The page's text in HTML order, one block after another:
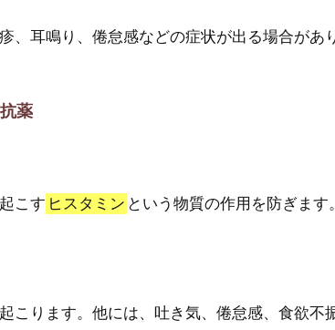
、耳鳴り、倦怠感などの症状が出る場合があ
薬
こす ヒスタミン という物質の作用を防ぎます
こります。他には、吐き気、倦怠感、食欲不